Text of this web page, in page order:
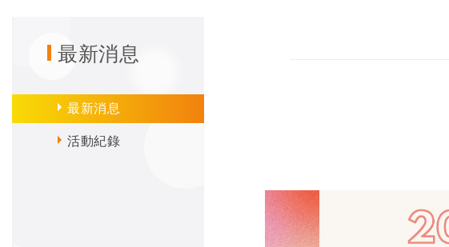
最新消息
最新消息
活動紀錄